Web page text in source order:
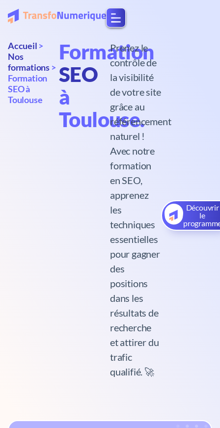
Accueil >
Nos
formations >
Formation
SEO à
Toulouse
Formation
SEO
à
Toulouse.
Prenez le
contrôle de
la visibilité
de votre site
grâce au
référencement
naturel !
Avec notre
formation
en SEO,
apprenez
les
techniques
essentielles
pour gagner
des
positions
dans les
résultats de
recherche
et attirer du
trafic
qualifié. 🚀
Découvrir
le